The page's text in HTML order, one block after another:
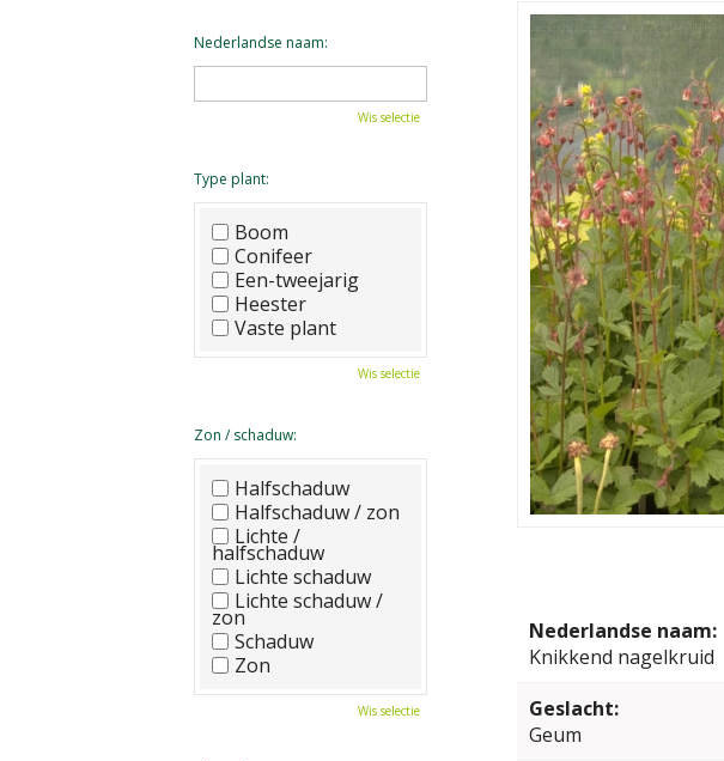
Nederlandse naam:
Knikkend nagelkruid
Geslacht:
Geum
Nederlandse naam:
Wis selectie
Type plant:
Boom
Conifeer
Een-tweejarig
Heester
Vaste plant
Wis selectie
Zon / schaduw:
Halfschaduw
Halfschaduw / zon
Lichte /
halfschaduw
Lichte schaduw
Lichte schaduw /
zon
Schaduw
Zon
Wis selectie